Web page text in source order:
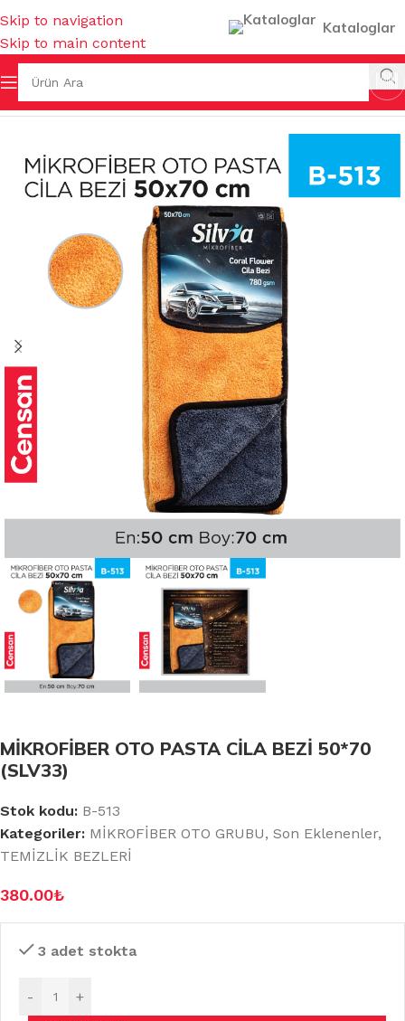
Skip to navigation
Skip to main content
Kataloglar
Ana Sayfa MİKROFİBER OTO GRUBU
MİKROFİBER OTO PASTA CİLA BEZİ 50*70
(SLV33)
Stok kodu: B-513
Kategoriler: MİKROFİBER OTO GRUBU, Son Eklenenler,
TEMİZLİK BEZLERİ
380.00₺
3 adet stokta
- +